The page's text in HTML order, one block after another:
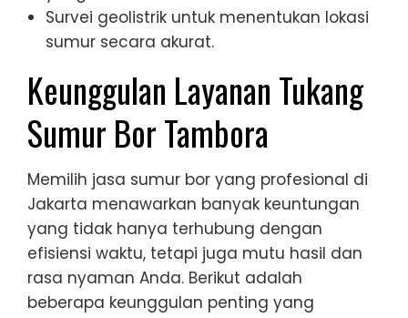
Survei geolistrik untuk menentukan lokasi
sumur secara akurat.
Keunggulan Layanan Tukang
Sumur Bor Tambora
Memilih jasa sumur bor yang profesional di
Jakarta menawarkan banyak keuntungan
yang tidak hanya terhubung dengan
efisiensi waktu, tetapi juga mutu hasil dan
rasa nyaman Anda. Berikut adalah
beberapa keunggulan penting yang